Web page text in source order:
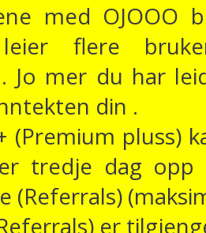
med OJOOO
flere
Jo mer du har
din .
(Premium pluss)
tredje dag opp
(Referrals)
er